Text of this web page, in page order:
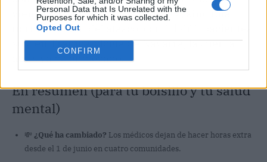
Personal Data that Is Unrelated with the
Purposes for which it was collected.
Opted Out
CONFIRM
viene no es un apagón quirúrgico, sino una
normalización del atasco: con 14.461 pacientes
solo en Traumatología de Navarra, la cuenta
atrás ya ha empezado.
En resumen (para tu bolsillo y tu salud
mental)
💸 ¿Qué ha cambiado? Los médicos dejan de hacer horas extra
desde el 1 de junio en cuatro comunidades.